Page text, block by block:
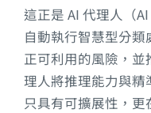
這正是 AI 代理人（
自動執行智慧型分
正可利用的風險，
理人將推理能力與
只具有可擴展性，